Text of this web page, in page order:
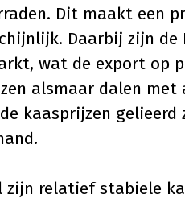
Dit maakt een
Daarbij zijn de
wat de export op
alsmaar dalen met
kaasprijzen
zijn relatief stabiele